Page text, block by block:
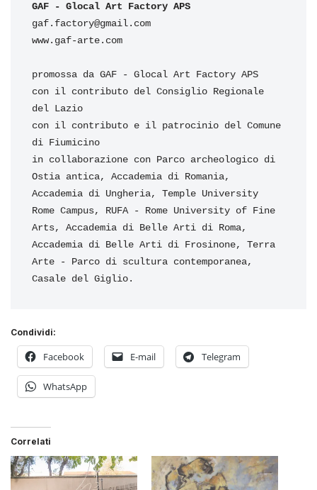
GAF - Glocal Art Factory APS
gaf.factory@gmail.com
www.gaf-arte.com
promossa da GAF - Glocal Art Factory APS
con il contributo del Consiglio Regionale
del Lazio
con il contributo e il patrocinio del Comune
di Fiumicino
in collaborazione con Parco archeologico di
Ostia antica, Accademia di Romania,
Accademia di Ungheria, Temple University
Rome Campus, RUFA - Rome University of Fine
Arts, Accademia di Belle Arti di Roma,
Accademia di Belle Arti di Frosinone, Terra
Arte - Parco di scultura contemporanea,
Condividi:
Facebook E-mail Telegram
WhatsApp
Correlati